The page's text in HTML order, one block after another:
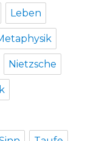
Leben
Nietzsche